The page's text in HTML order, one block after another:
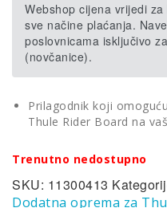
Webshop cijena vrijedi
sve načine plaćanja.
poslovnicama isključivo
(novčanice).
Prilagodnik koji
Thule Rider Board na
Trenutno nedostupno
SKU: 11300413
Dodatna oprema za